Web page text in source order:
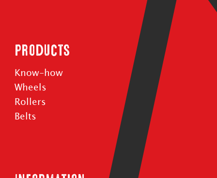
Products
Know-how
Wheels
Rollers
Belts